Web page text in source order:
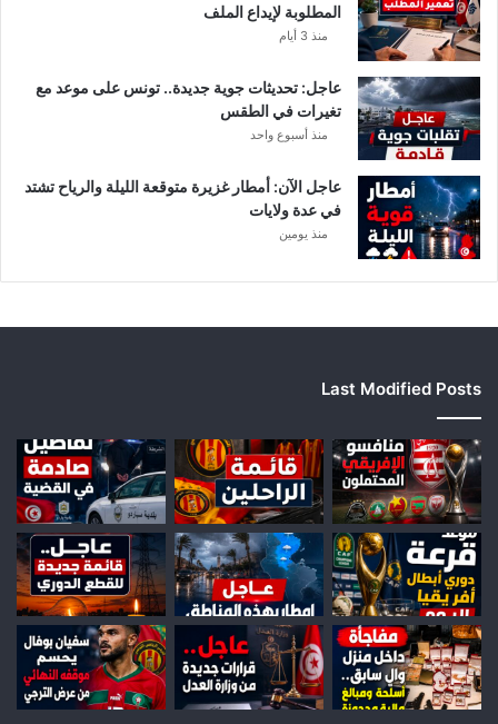
المطلوبة لإيداع الملف
منذ 3 أيام
عاجل: تحديثات جوية جديدة.. تونس على موعد مع
تغيرات في الطقس
منذ أسبوع واحد
عاجل الآن: أمطار غزيرة متوقعة الليلة والرياح تشتد
في عدة ولايات
منذ يومين
Last Modified Posts